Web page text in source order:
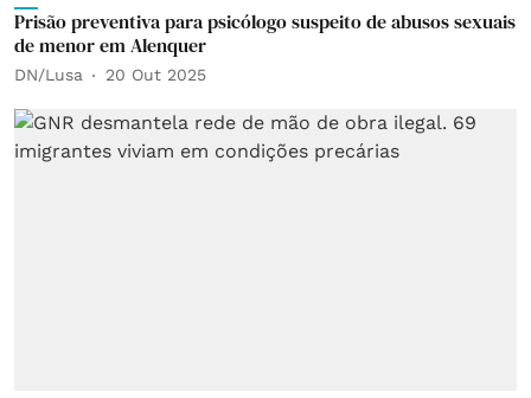
Prisão preventiva para psicólogo suspeito de abusos sexuais
de menor em Alenquer
DN/Lusa 20 Out 2025